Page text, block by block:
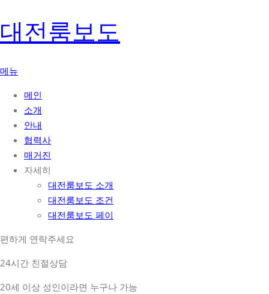
콘
텐
로
대전룸보도
메뉴
메인
소개
안내
협력사
매거진
자세히
대전룸보도 소개
대전룸보도 조건
대전룸보도 페이
편하게 연락주세요
24시간 친절상담
20세 이상 성인이라면 누구나 가능